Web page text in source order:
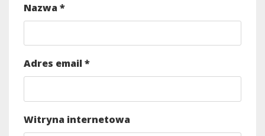
Nazwa *
Adres email *
Witryna internetowa